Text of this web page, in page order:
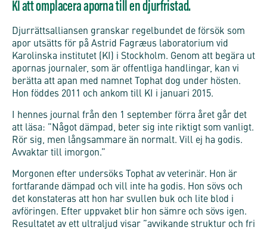
KI att omplacera aporna till en djurfristad.
Djurrättsalliansen granskar regelbundet de försök som
apor utsätts för på Astrid Fagræus laboratorium vid
Karolinska institutet (KI) i Stockholm. Genom att begära ut
apornas journaler, som är offentliga handlingar, kan vi
berätta att apan med namnet Tophat dog under hösten.
Hon föddes 2011 och ankom till KI i januari 2015.
I hennes journal från den 1 september förra året går det
att läsa: ”Något dämpad, beter sig inte riktigt som vanligt.
Rör sig, men långsammare än normalt. Vill ej ha godis.
Avvaktar till imorgon.”
Morgonen efter undersöks Tophat av veterinär. Hon är
fortfarande dämpad och vill inte ha godis. Hon sövs och
det konstateras att hon har svullen buk och lite blod i
avföringen. Efter uppvaket blir hon sämre och sövs igen.
Resultatet av ett ultraljud visar ”avvikande struktur och fri